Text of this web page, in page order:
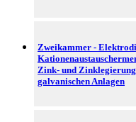
Zweikammer -
Zink- und
galvanischen Anlagen